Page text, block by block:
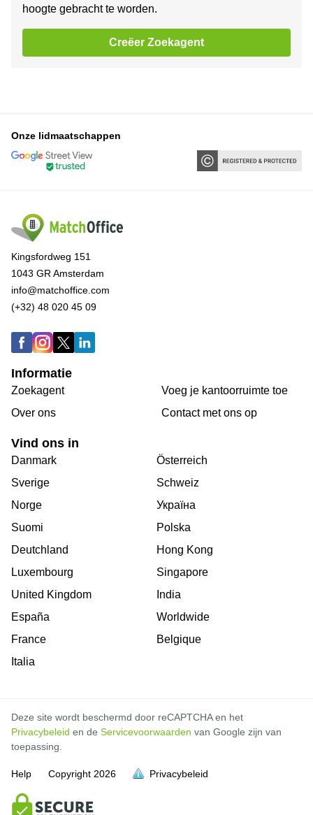
hoogte gebracht te worden.
Creëer Zoekagent
Onze lidmaatschappen
Kingsfordweg 151
1043 GR Amsterdam
info@matchoffice.com
(+32) 48 020 45 09
Informatie
Zoekagent
Over ons
Voeg je kantoorruimte toe
Сontact met ons op
Vind ons in
Danmark
Sverige
Norge
Suomi
Deutchland
Luxembourg
United Kingdom
España
France
Italia
Österreich
Schweiz
Україна
Polska
Hong Kong
Singapore
India
Worldwide
Belgique
Deze site wordt beschermd door reCAPTCHA en het
Privacybeleid en de Servicevoorwaarden van Google zijn van
toepassing.
Help Copyright 2026 Privacybeleid